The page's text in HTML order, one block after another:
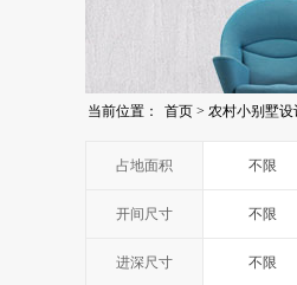
当前位置： 首页 > 农村小别墅设
占地面积 不限
开间尺寸 不限
进深尺寸 不限